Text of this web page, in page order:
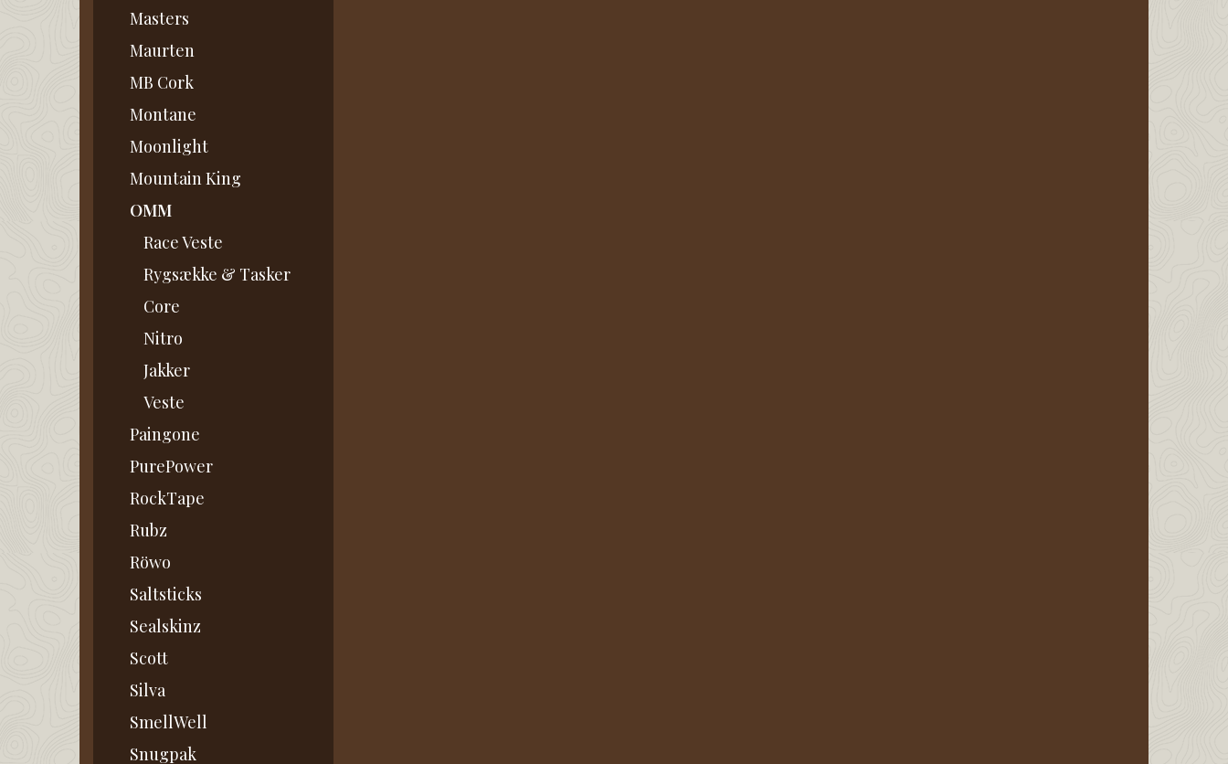
Masters
Maurten
MB Cork
Montane
Moonlight
Mountain King
OMM
Race Veste
Rygsække & Tasker
Core
Nitro
Jakker
Veste
Paingone
PurePower
RockTape
Rubz
Röwo
Saltsticks
Sealskinz
Scott
Silva
SmellWell
Snugpak